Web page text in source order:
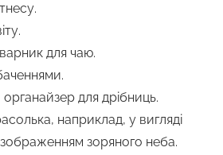
для чаю.
для дрібниць.
наприклад, у вигляді
зоряного неба.